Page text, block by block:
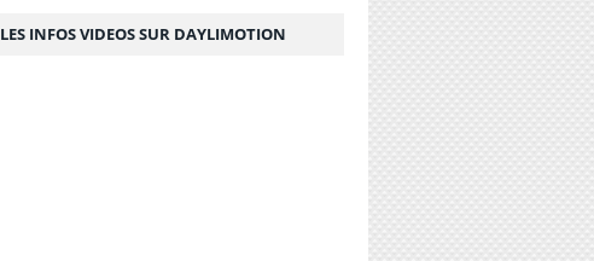
LES INFOS VIDEOS SUR DAYLIMOTION